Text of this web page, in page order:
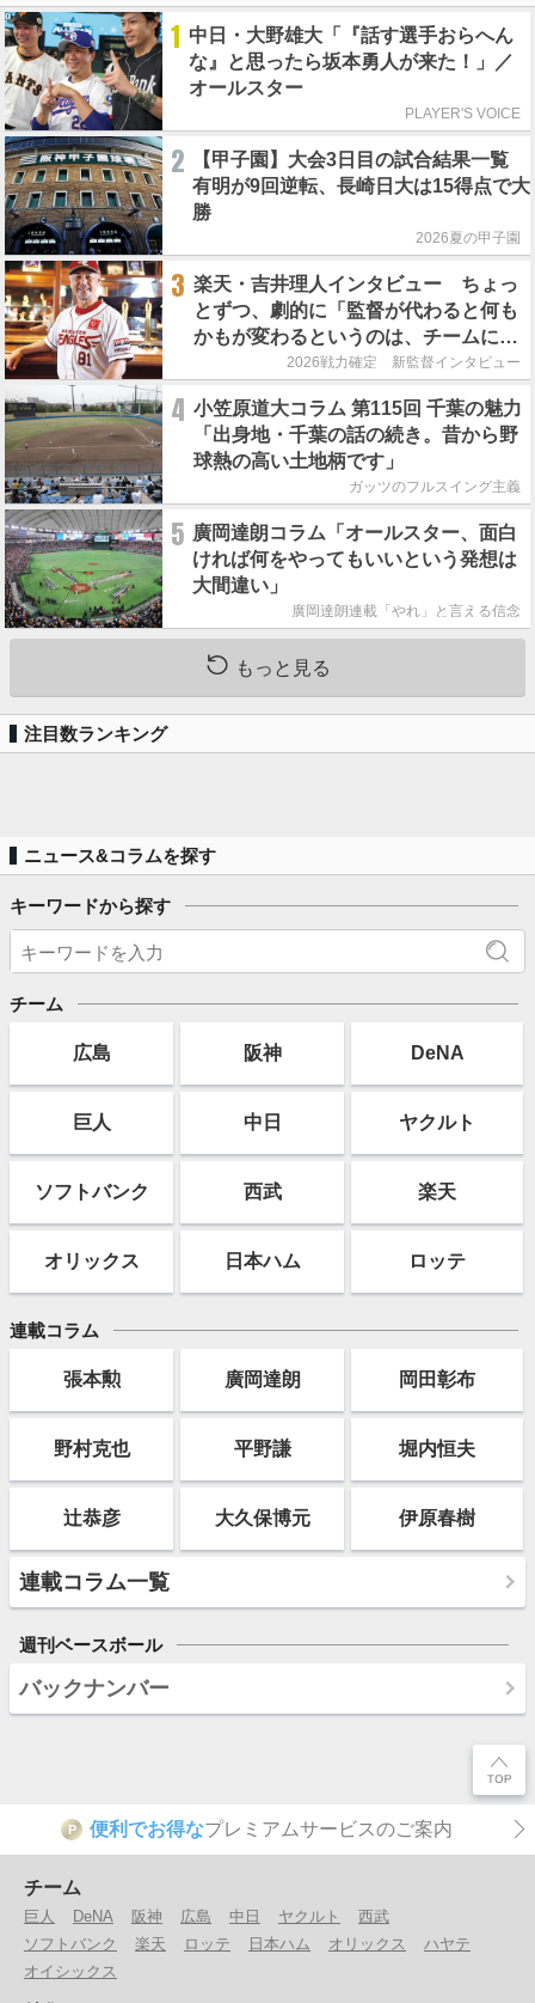
1 中日・大野雄大「『話す選手おらへん
な』と思ったら坂本勇人が来た！」／
オールスター
PLAYER'S VOICE
2
【甲子園】大会3日目の試合結果一覧
有明が9回逆転、長崎日大は15得点で大
勝
2026夏の甲子園
3 楽天・吉井理人インタビュー ちょっ
とずつ、劇的に「監督が代わると何も
かもが変わるというのは、チームにと
って良くないことなんです」
2026戦力確定 新監督インタビュー
4 小笠原道大コラム 第115回 千葉の魅力
「出身地・千葉の話の続き。昔から野
球熱の高い土地柄です」
ガッツのフルスイング主義
5 廣岡達朗コラム「オールスター、面白
ければ何をやってもいいという発想は
大間違い」
廣岡達朗連載「やれ」と言える信念
もっと見る
注目数ランキング
ニュース&コラムを探す
キーワードから探す
チーム
広島 阪神 DeNA
巨人 中日 ヤクルト
ソフトバンク 西武 楽天
オリックス 日本ハム ロッテ
連載コラム
張本勲 廣岡達朗 岡田彰布
野村克也 平野謙 堀内恒夫
辻恭彦 大久保博元 伊原春樹
連載コラム一覧
週刊ベースボール
バックナンバー
P 便利でお得なプレミアムサービスのご案内
チーム
巨人 DeNA 阪神 広島 中日 ヤクルト
西武
ソフトバンク
楽天 ロッテ 日本ハム オリックス
ハヤテ
オイシックス